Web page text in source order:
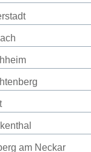
am Neckar